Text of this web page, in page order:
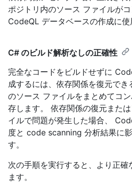
ポジトリ内のソース ファイルがコ
CodeQL データベースの作成に使
C# のビルド解析なしの正確性
完全なコードをビルドせずに
成するには、依存関係を復元で
のソース ファイルをまとめてコ
存します。 依存関係の復元また
イルで問題が発生した場合、
度と code scanning 分析結果に
す。
次の手順を実行すると、より正確
ます。